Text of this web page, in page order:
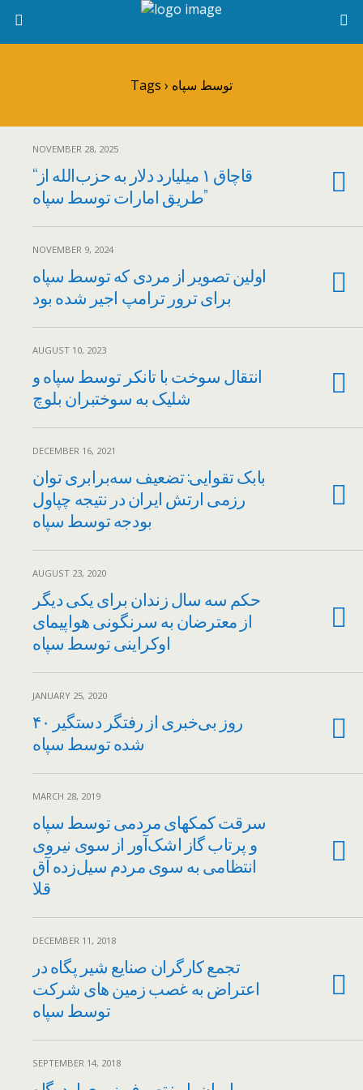
Tags › توسط سپاه
NOVEMBER 28, 2025
“قاچاق ۱ میلیارد دلار به حزب‌الله از
طریق امارات توسط سپاه”
NOVEMBER 9, 2024
اولین تصویر از مردی که توسط سپاه
برای ترور ترامپ اجیر شده بود
AUGUST 10, 2023
انتقال سوخت با تانکر توسط سپاه و
شلیک به سوختبران بلوچ
DECEMBER 16, 2021
بابک تقوایی: تضعیف سه‌برابری توان
رزمی ارتش ایران در نتیجه چپاول
بودجه توسط سپاه
AUGUST 23, 2020
حکم سه سال زندان برای یکی دیگر
از معترضان به سرنگونی هواپیمای
اوکراینی توسط سپاه
JANUARY 25, 2020
۴۰ روز بی‌خبری از رفتگر دستگیر
شده توسط سپاه
MARCH 28, 2019
سرقت کمکهای مردمی توسط سپاه
و پرتاب گاز‌ اشک‌آور از سوی نیروی
انتظامی به سوی مردم سیل‌زده آق‌
قلا
DECEMBER 11, 2018
تجمع کارگران صنایع شیر پگاه در
اعتراض به غصب زمین های شرکت
توسط سپاه
SEPTEMBER 14, 2018